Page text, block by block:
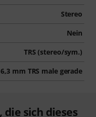
Stereo
Nein
TRS (stereo/sym.)
mm TRS male gerade
die sich dieses